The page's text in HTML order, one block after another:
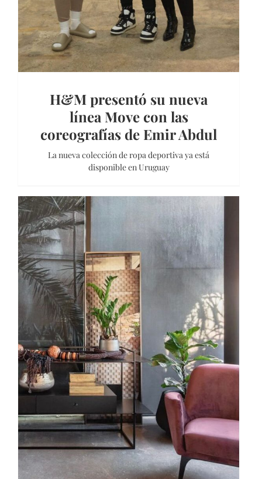
H&M presentó su nueva
línea Move con las
coreografías de Emir Abdul
La nueva colección de ropa deportiva ya está
disponible en Uruguay